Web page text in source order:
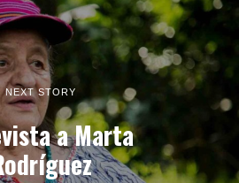
NEXT STORY
a Marta